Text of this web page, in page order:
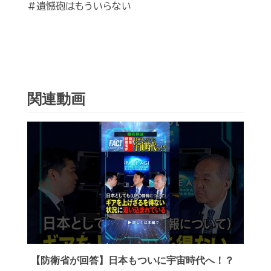
#遺憾砲はもういらない
関連動画
【防衛省が回答】日本もついに宇宙時代へ！？